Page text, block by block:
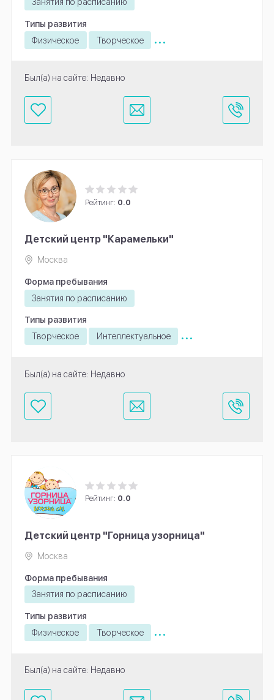
Типы развития
Физическое
Творческое ...
Был(а) на сайте: Недавно
Рейтинг: 0.0
Детский центр "Карамельки"
Москва
Форма пребывания
Занятия по расписанию
Типы развития
Творческое
Интеллектуальное ...
Был(а) на сайте: Недавно
Рейтинг: 0.0
Детский центр "Горница узорница"
Москва
Форма пребывания
Занятия по расписанию
Типы развития
Физическое
Творческое ...
Был(а) на сайте: Недавно